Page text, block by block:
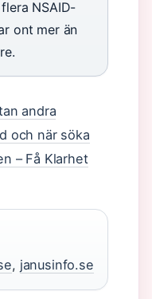
NSAID-
ont mer än
andra
och när söka
– Få Klarhet
, janusinfo.se